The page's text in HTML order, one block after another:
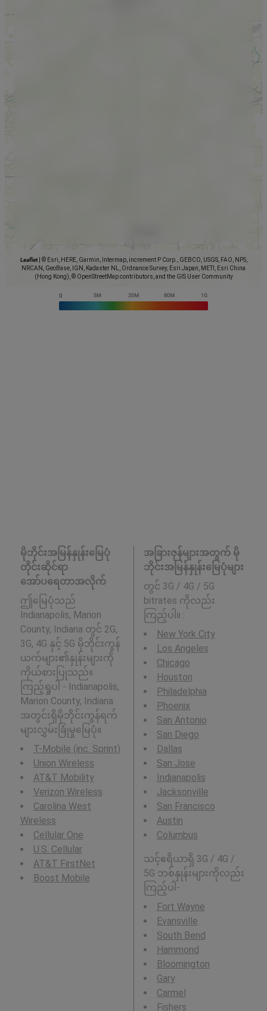
Leaflet
© Esri, HERE, Garmin, Intermap, increment P Corp., GEBCO, USGS, FAO, NPS,
NRCAN, GeoBase, IGN, Kadaster NL, Ordnance Survey, Esri Japan, METI, Esri China
(Hong Kong), © OpenStreetMap contributors, and the GIS User Community
မိုဘိုင်းအမြန်နှုန်းမြေပုံ
တိုင်းဆိုင်ရာ
အော်ပရေတာအလိုက်
ဤမြေပုံသည်
Indianapolis, Marion
County, Indiana တွင် 2G,
3G, 4G နှင့် 5G မိုဘိုင်းကွန်
ယက်များ၏နှုန်းများကို
ကိုယ်စားပြုသည်။
ကြည့်ရှုပါ - Indianapolis,
Marion County, Indiana
အတွင်းရှိမိုဘိုင်းကွန်ရက်
များလွှမ်းခြုံမှုမြေပုံ။
T-Mobile (inc. Sprint)
Union Wireless
AT&T Mobility
Verizon Wireless
Carolina West
Wireless
Cellular One
U.S. Cellular
AT&T FirstNet
Boost Mobile
အခြားဇုန်များအတွက် မို
ဘိုင်းအမြန်နှုန်းမြေပုံများ
တွင် 3G / 4G / 5G
bitrates ကိုလည်း
ကြည့်ပါ။ :
New York City
Los Angeles
Chicago
Houston
Philadelphia
Phoenix
San Antonio
San Diego
Dallas
San Jose
Indianapolis
Jacksonville
San Francisco
Austin
Columbus
သင့်ဧရိယာရှိ 3G / 4G /
5G ဘစ်နှုန်းများကိုလည်း
ကြည့်ပါ-
Fort Wayne
Evansville
South Bend
Hammond
Bloomington
Gary
Carmel
Fishers